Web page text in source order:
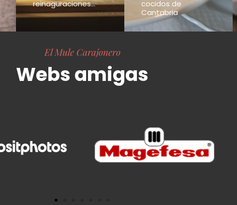
reinaguraciones...
cocidos de
Cantabria
El Mule Carajonero
Webs amigas